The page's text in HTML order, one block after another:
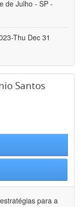
de Julho - SP -
Thu Dec 31
Santos
para a